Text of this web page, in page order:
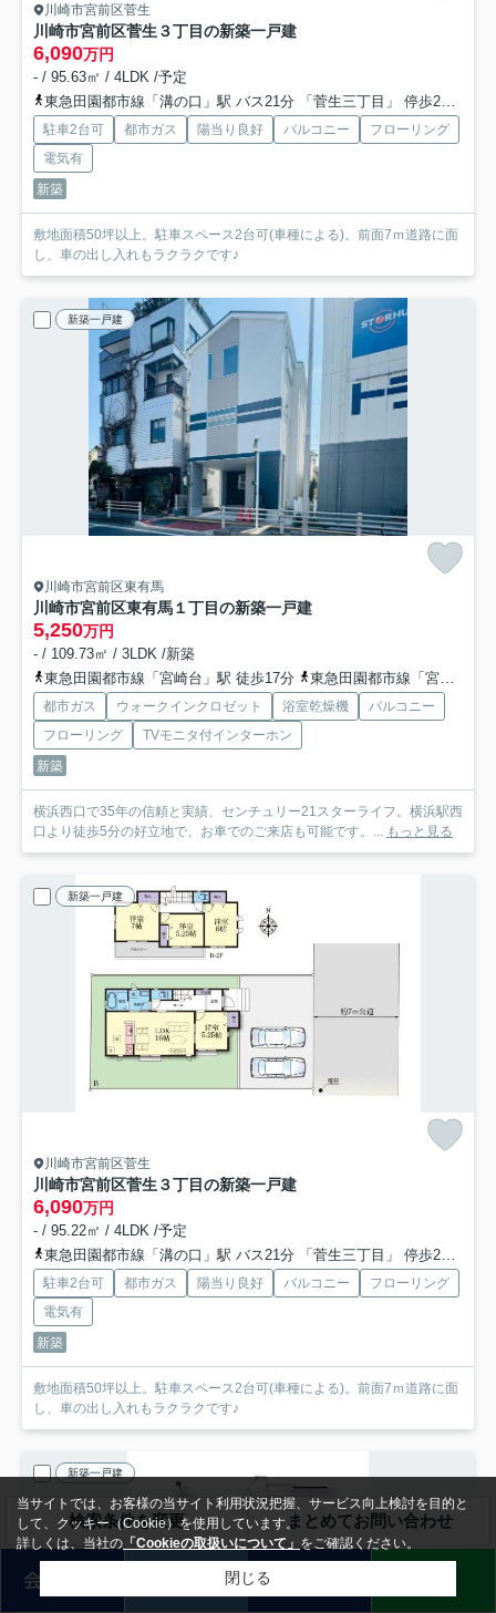
川崎市宮前区菅生
川崎市宮前区菅生３丁目の新築一戸建
6,090万円
- / 95.63㎡ / 4LDK /予定
東急田園都市線「溝の口」駅 バス21分 「菅生三丁目」 停歩2分
駐車2台可 都市ガス 陽当り良好 バルコニー
フローリング
電気有
新築
敷地面積50坪以上。駐車スペース2台可(車種による)。前面7ｍ道路に面
し、車の出し入れもラクラクです♪
新築一戸建
川崎市宮前区東有馬
川崎市宮前区東有馬１丁目の新築一戸建
5,250万円
- / 109.73㎡ / 3LDK /新築
東急田園都市線「宮崎台」駅 徒歩17分
東急田園都市線「宮前平」駅 徒歩17分
都市ガス ウォークインクロゼット 浴室乾燥機
バルコニー
フローリング
TVモニタ付インターホン
新築
横浜西口で35年の信頼と実績、センチュリー21スターライフ。横浜駅西
口より徒歩5分の好立地で、お車でのご来店も可能です。...
もっと見る
新築一戸建
川崎市宮前区菅生
川崎市宮前区菅生３丁目の新築一戸建
6,090万円
- / 95.22㎡ / 4LDK /予定
東急田園都市線「溝の口」駅 バス21分 「菅生三丁目」 停歩2分
駐車2台可 都市ガス 陽当り良好 バルコニー
フローリング
電気有
新築
敷地面積50坪以上。駐車スペース2台可(車種による)。前面7ｍ道路に面
し、車の出し入れもラクラクです♪
新築一戸建
検索条件を変更 まとめてお問い合わせ
会員登録 売却査定
当サイトでは、お客様の当サイト利用状況把握、サービス向上検討を目的と
して、クッキー（Cookie）を使用しています。
詳しくは、当社の 「Cookieの取扱いについて」 をご確認ください。
閉じる